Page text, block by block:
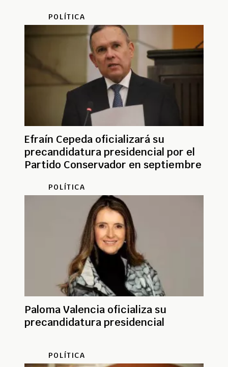
POLÍTICA
Efraín Cepeda oficializará su
precandidatura presidencial por el
Partido Conservador en septiembre
POLÍTICA
Paloma Valencia oficializa su
precandidatura presidencial
POLÍTICA